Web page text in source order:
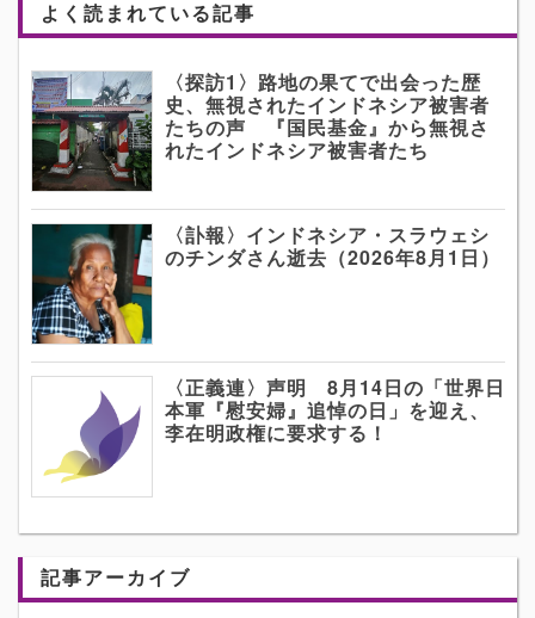
よく読まれている記事
〈探訪1〉路地の果てで出会った歴
史、無視されたインドネシア被害者
たちの声 『国民基金』から無視さ
れたインドネシア被害者たち
〈訃報〉インドネシア・スラウェシ
のチンダさん逝去（2026年8月1日）
〈正義連〉声明 8月14日の「世界日
本軍『慰安婦』追悼の日」を迎え、
李在明政権に要求する！
記事アーカイブ